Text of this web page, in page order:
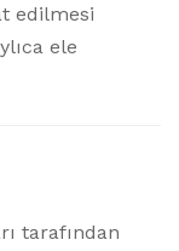
edilmesi
ele
tarafından